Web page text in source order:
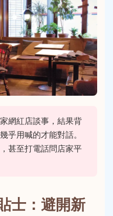
網紅店談事，結果背
乎用喊的才能對話。
甚至打電話問店家平
士：避開新